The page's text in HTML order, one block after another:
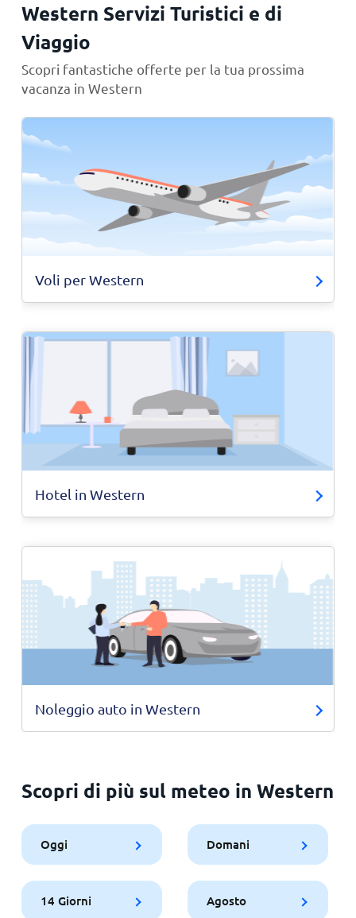
Western Servizi Turistici e di
Viaggio
Scopri fantastiche offerte per la tua prossima
vacanza in Western
Voli per Western
Hotel in Western
Noleggio auto in Western
Scopri di più sul meteo in Western
Oggi Domani
14 Giorni Agosto